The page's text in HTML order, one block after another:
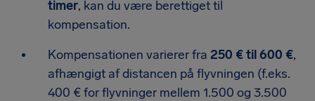
timer, kan du være berettiget til
kompensation.
Kompensationen varierer fra 250 € til 600 €,
afhængigt af distancen på flyvningen (f.eks.
400 € for flyvninger mellem 1.500 og 3.500